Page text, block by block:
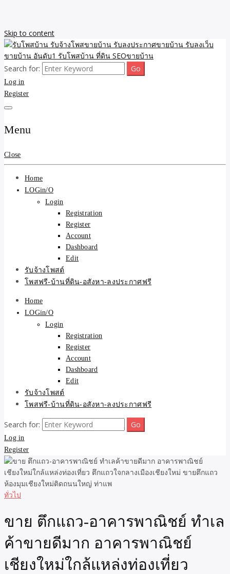
Skip to content
รับโพสบ้าน รับจ้างโพสขาย
บ้าน รับลงประกาศขายบ้าน
รับลงเว็บขายบ้าน อันดับ1
รับโพสบ้าน ที่ดิน SEOขาย
บ้าน
รับจ้างโพสขายบ้าน รับลงเว็บขายบ้าน รับโพสบ้าน รับลงประกาศขาย
บ้าน โพสบ้าน ขายที่ดิน SEO อสังหา ราคาถูก รับลงขายบ้าน
Search for:
Log in
Register
Menu
Close
Home
LOGin/O
Login
Registration
Register
Account
Dashboard
Edit
รับจ้างโพสต์
โพสฟรี-บ้านที่ดิน-อสังหา-ลงประกาศฟรี
Home
LOGin/O
Login
Registration
Register
Account
Dashboard
Edit
รับจ้างโพสต์
โพสฟรี-บ้านที่ดิน-อสังหา-ลงประกาศฟรี
Search for:
Log in
Register
ทั่วไป
ขาย ตึกแถว-อาคารพาณิชย์ ทำเล
ค้าขายดีมาก อาคารพาณิชย์
เชียงใหม่ใกล้แหล่งท่องเที่ยว